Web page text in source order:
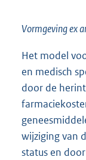
Vormgeving ex
Het model
en medisch
door de
wijziging van
status en